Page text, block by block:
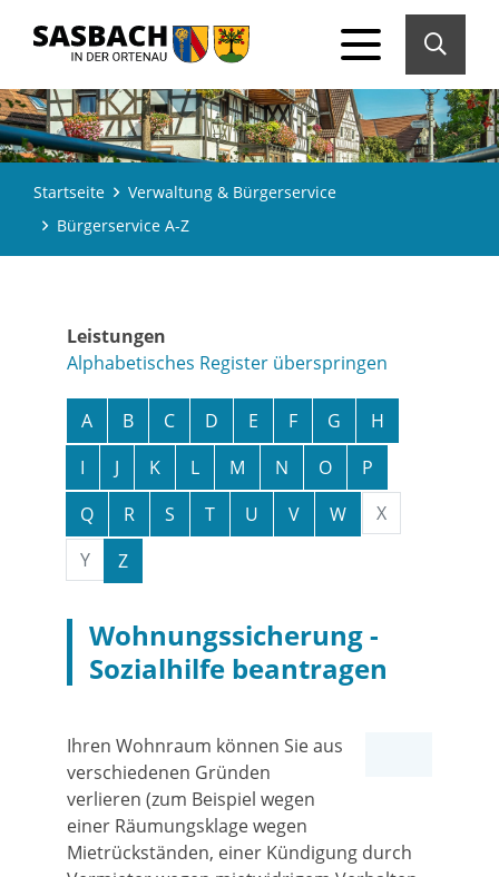
Startseite
Verwaltung & Bürgerservice
Bürgerservice A-Z
Leistungen
Alphabetisches Register überspringen
A B C D E F G
H
I
J K L M N O
P
Q
R S T U V W
X
Y
Z
Wohnungssicherung -
Sozialhilfe beantragen
Ihren Wohnraum können Sie aus
verschiedenen Gründen
verlieren (zum Beispiel wegen
einer Räumungsklage wegen
Mietrückständen, einer Kündigung durch